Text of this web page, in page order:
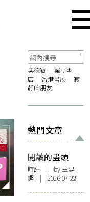
奧德賽
獨立書
店
香港書展
寂
靜的朋友
熱門文章
閱讀的盡頭
時評 | by 王建
鏗 | 2026-07-22